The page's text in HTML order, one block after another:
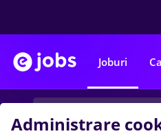
Joburi
Administrare